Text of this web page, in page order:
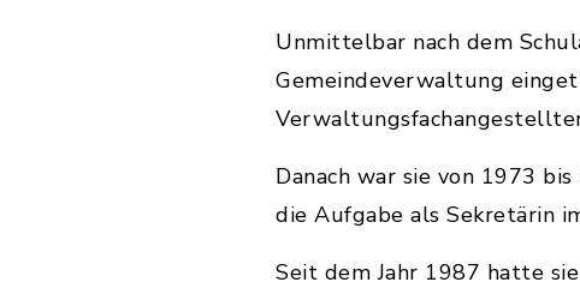
Unmittelbar nach dem
Gemeindeverwaltung
Danach war sie von 1973
die Aufgabe als Sekretärin
Seit dem Jahr 1987 hatte